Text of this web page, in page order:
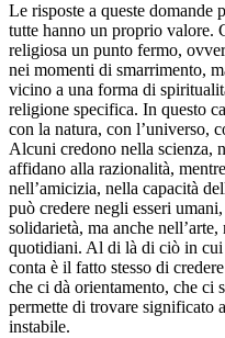
Le risposte a queste domande
tutte hanno un proprio valore.
religiosa un punto fermo,
nei momenti di smarrimento,
vicino a una forma di
religione specifica. In questo
con la natura, con l’universo,
Alcuni credono nella scienza,
affidano alla razionalità,
nell’amicizia, nella capacità
può credere negli esseri
solidarietà, ma anche
quotidiani. Al di là di ciò in cui
conta è il fatto stesso di
che ci dà orientamento, che ci
permette di trovare significato
instabile.